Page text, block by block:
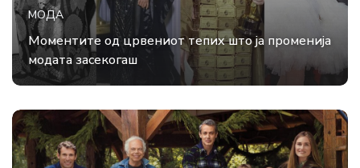
МОДА
Моментите од црвениот тепих што ја променија
модата засекогаш